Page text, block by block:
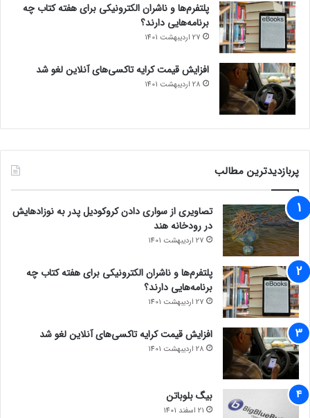
پلتفرم‌ها و ناشران الکترونیکی برای هفته کتاب چه
برنامه‌هایی دارند؟
27 اردیبهشت 1401
افزایش قیمت کرایه تاکسی‌های آنلاین لغو شد
28 اردیبهشت 1401
پربازدیدترین مطالب
تصاویری از سواری دادن کروکودیل پدر به نوزادهایش
در رودخانه هند
27 اردیبهشت 1401
پلتفرم‌ها و ناشران الکترونیکی برای هفته کتاب چه
برنامه‌هایی دارند؟
27 اردیبهشت 1401
افزایش قیمت کرایه تاکسی‌های آنلاین لغو شد
28 اردیبهشت 1401
بیگ بلوباتن
21 اسفند 1401